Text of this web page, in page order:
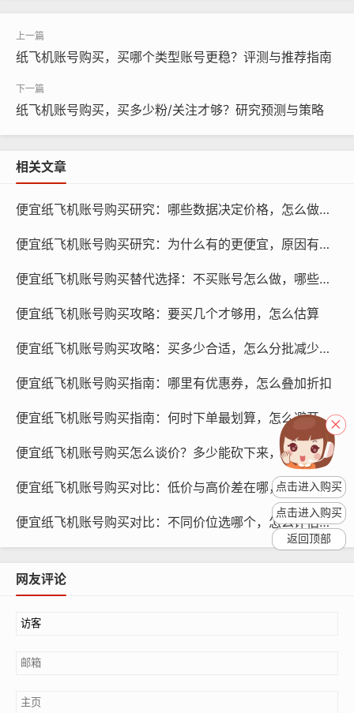
防止信息泄露：确认历史记录可以帮助我们了解账号的访
全状况，评估账号的安全等级，为后续的账号管理提供依
据。
确保账号安全：确认历史记录可以帮助我们了解账号的安
如何确认历史记录？
纸飞机账号购买，买哪个类型账号更稳？评测与推荐指南
纸飞机账号购买，买多少粉/关注才够？研究预测与策略
相关文章
便宜纸飞机账号购买研究：哪些数据决定价格，怎么做分析
便宜纸飞机账号购买研究：为什么有的更便宜，原因有哪些
便宜纸飞机账号购买替代选择：不买账号怎么做，哪些替代方案
便宜纸飞机账号购买攻略：要买几个才够用，怎么估算
便宜纸飞机账号购买攻略：买多少合适，怎么分批减少损失
便宜纸飞机账号购买指南：哪里有优惠券，怎么叠加折扣
便宜纸飞机账号购买指南：何时下单最划算，怎么避开拥堵
便宜纸飞机账号购买怎么谈价？多少能砍下来，几步完成沟通
便宜纸飞机账号购买对比：低价与高价差在哪，怎么选择
便宜纸飞机账号购买对比：不同价位选哪个，怎么评估差异
网友评论
点击进入购买
点击进入购买
返回顶部